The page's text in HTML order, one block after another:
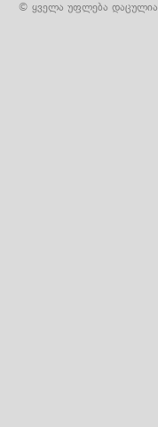
© ყველა უფლება დაცულია